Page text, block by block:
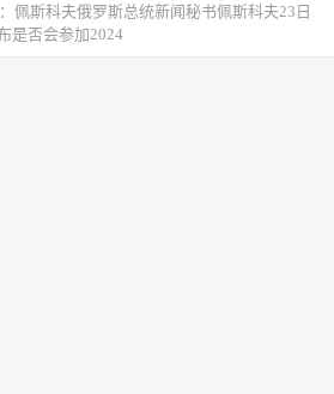
佩斯科夫俄罗斯总统新闻秘书佩斯科夫23日
是否会参加2024